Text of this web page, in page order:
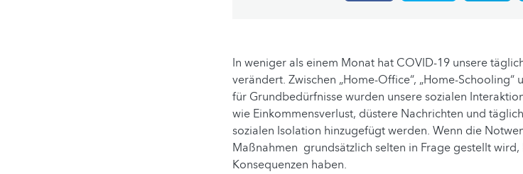
In weniger als einem Monat hat COVID-19 unsere
verändert. Zwischen „Home-Office“, „Home-Schooling“
für Grundbedürfnisse wurden unsere sozialen
wie Einkommensverlust, düstere Nachrichten und
sozialen Isolation hinzugefügt werden. Wenn die
Maßnahmen grundsätzlich selten in Frage gestellt
Konsequenzen haben.